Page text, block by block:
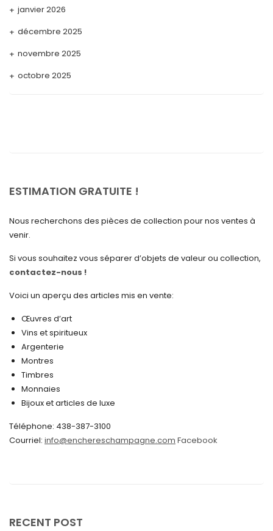
janvier 2026
décembre 2025
novembre 2025
octobre 2025
avril 2025
décembre 2024
novembre 2024
octobre 2024
septembre 2024
août 2024
mai 2024
avril 2024
ESTIMATION GRATUITE !
Nous recherchons des pièces de collection pour nos ventes à
venir.
Si vous souhaitez vous séparer d’objets de valeur ou collection,
contactez-nous !
Voici un aperçu des articles mis en vente:
Œuvres d’art
Vins et spiritueux
Argenterie
Montres
Timbres
Monnaies
Bijoux et articles de luxe
Téléphone: 438-387-3100
Courriel: info@enchereschampagne.com Facebook
RECENT POST